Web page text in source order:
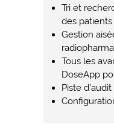
Tri et
des patients
Gestion
Tous les
DoseApp
Piste